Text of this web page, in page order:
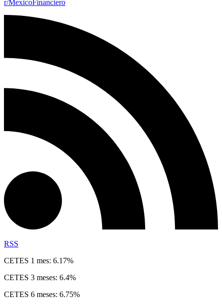
r/MexicoFinanciero
RSS
CETES 1 mes: 6.17%
CETES 3 meses: 6.4%
CETES 6 meses: 6.75%